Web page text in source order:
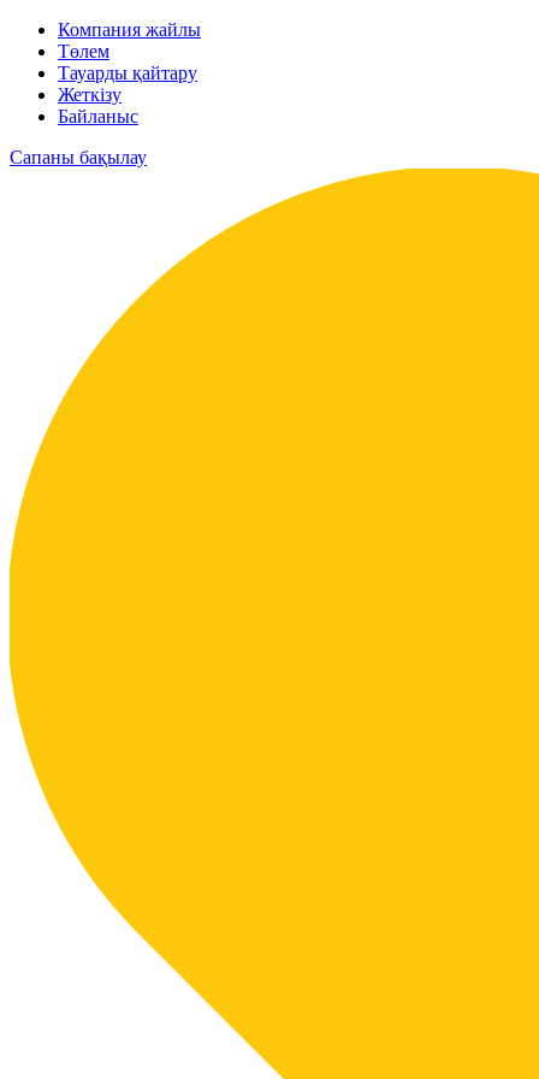
Компания жайлы
Төлем
Тауарды қайтару
Жеткізу
Байланыс
Сапаны бақылау